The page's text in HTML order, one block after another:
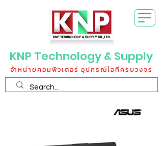
KNP Technology & Supply
จำหน่ายคอมพิวเตอร์ อุปกรณ์ไอทีครบวงจร